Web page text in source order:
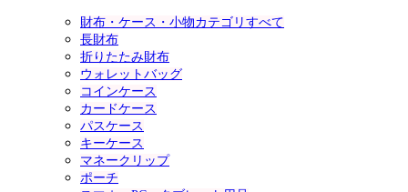
財布・ケース・小物カテゴリすべて
長財布
折りたたみ財布
ウォレットバッグ
コインケース
カードケース
パスケース
キーケース
マネークリップ
ポーチ